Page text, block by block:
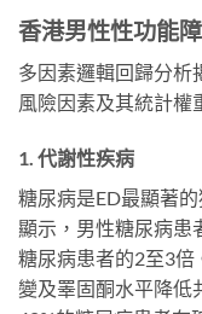
香港男性性功能
多因素邏輯回歸分析
風險因素及其統計權
1. 代謝性疾病
糖尿病是ED最顯著
顯示，男性糖尿病患
糖尿病患者的2至3
變及睪固酮水平降低